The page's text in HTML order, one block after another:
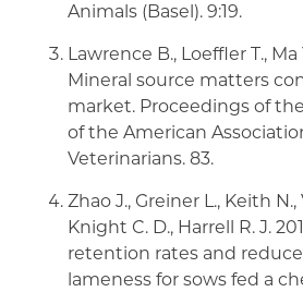
Animals (Basel). 9:19.
Lawrence B., Loeffler T., Ma
Mineral source matters
market. Proceedings of
of the American
Veterinarians. 83.
Zhao J., Greiner L., Keith
Knight C. D., Harrell R. J.
retention rates and
lameness for sows fed a